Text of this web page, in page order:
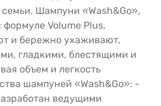
Шампуни «Wash&Go»,
формуле Volume Plus,
и бережно ухаживают,
гладкими, блестящими и
объем и легкость
шампуней «Wash&Go»: -
ведущими